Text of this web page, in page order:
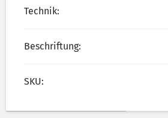
Technik:
Beschriftung:
SKU: